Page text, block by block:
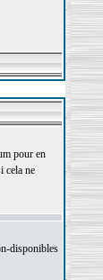
pour en
ne
disponibles